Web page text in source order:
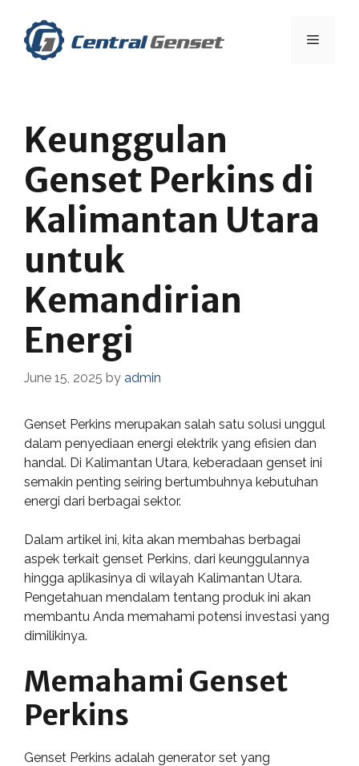
content
Menu
Keunggulan
Genset Perkins di
Kalimantan Utara
untuk
Kemandirian
Energi
June 15, 2025 by admin
Genset Perkins merupakan salah satu solusi unggul
dalam penyediaan energi elektrik yang efisien dan
handal. Di Kalimantan Utara, keberadaan genset ini
semakin penting seiring bertumbuhnya kebutuhan
energi dari berbagai sektor.
Dalam artikel ini, kita akan membahas berbagai
aspek terkait genset Perkins, dari keunggulannya
hingga aplikasinya di wilayah Kalimantan Utara.
Pengetahuan mendalam tentang produk ini akan
membantu Anda memahami potensi investasi yang
dimilikinya.
Memahami Genset
Perkins
Genset Perkins adalah generator set yang